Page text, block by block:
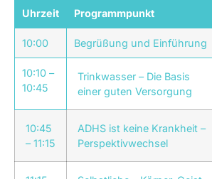
Uhrzeit Programmpunkt
10:00 Begrüßung und Einführung
10:10 –
10:45
Trinkwasser – Die Basis
einer guten Versorgung
10:45
– 11:15
ADHS ist keine Krankheit –
Perspektivwechsel